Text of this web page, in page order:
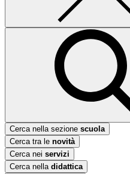
Cerca nella sezione scuola
Cerca tra le novità
Cerca nei servizi
Cerca nella didattica